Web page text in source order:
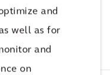
and
well as for
and
on
感兴趣